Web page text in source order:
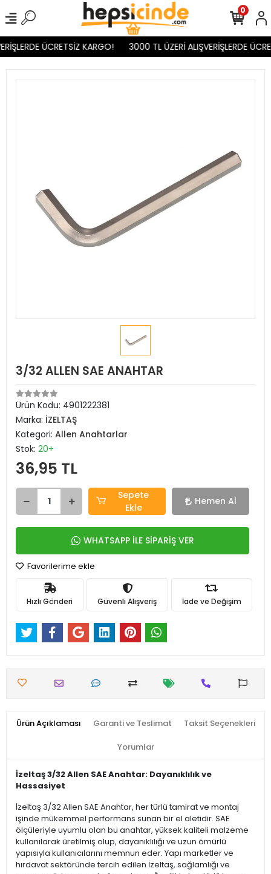
ÜCRETSİZ KARGO! 3000 TL ÜZERİ ALIŞVERİŞLERDE
0
3/32 ALLEN SAE ANAHTAR
Ürün Kodu: 4901222381
Marka: İZELTAŞ
Kategori: Allen Anahtarlar
Stok: 20+
36,95 TL
Sepete
Ekle
Hemen Al
WHATSAPP İLE SİPARİŞ VER
Favorilerime ekle
Hızlı Gönderi Güvenli Alışveriş İade ve Değişim
Ürün Açıklaması Garanti ve Teslimat Taksit Seçenekleri
Yorumlar
İzeltaş 3/32 Allen SAE Anahtar: Dayanıklılık ve
Hassasiyet
İzeltaş 3/32 Allen SAE Anahtar, her türlü tamirat ve montaj
işinde mükemmel performans sunan bir el aletidir. SAE
ölçüleriyle uyumlu olan bu anahtar, yüksek kaliteli malzeme
kullanılarak üretilmiş olup, dayanıklılığı ve uzun ömürlü
yapısıyla kullanıcılarını memnun eder. Yapı marketler ve
hırdavat sektöründe tercih edilen İzeltaş, sağlamlığı ve